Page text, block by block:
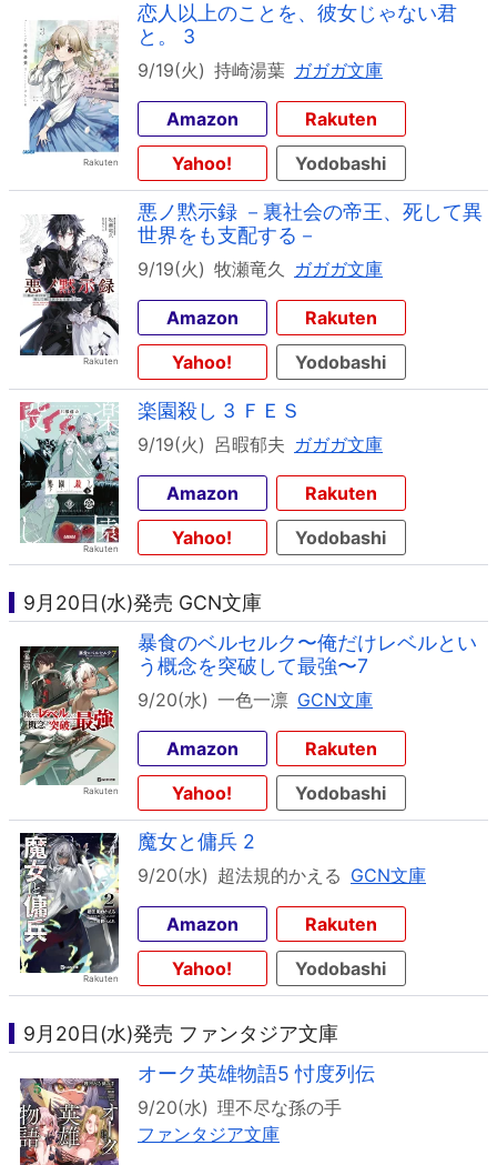
恋人以上のことを、彼女じゃない君
と。 3
9/19(火) 持崎湯葉 ガガガ文庫
Amazon
Rakuten
Yahoo!
Yodobashi
悪ノ黙示録 －裏社会の帝王、死して異
世界をも支配する－
9/19(火) 牧瀬竜久 ガガガ文庫
Amazon
Rakuten
Yahoo!
Yodobashi
楽園殺し 3 ＦＥＳ
9/19(火) 呂暇郁夫 ガガガ文庫
Amazon
Rakuten
Yahoo!
Yodobashi
9月20日(水)発売 GCN文庫
暴食のベルセルク〜俺だけレベルとい
う概念を突破して最強〜7
9/20(水) 一色一凛 GCN文庫
Amazon
Rakuten
Yahoo!
Yodobashi
魔女と傭兵 2
9/20(水) 超法規的かえる GCN文庫
Amazon
Rakuten
Yahoo!
Yodobashi
9月20日(水)発売 ファンタジア文庫
オーク英雄物語5 忖度列伝
9/20(水) 理不尽な孫の手
ファンタジア文庫